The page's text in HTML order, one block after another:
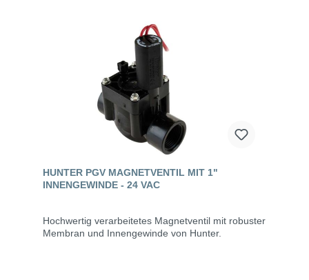
HUNTER PGV MAGNETVENTIL MIT 1"
INNENGEWINDE - 24 VAC
Hochwertig verarbeitetes Magnetventil mit robuster
Membran und Innengewinde von Hunter.